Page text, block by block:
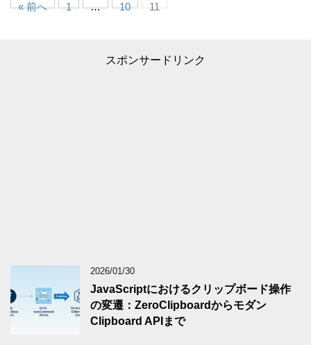
« 前へ 1 … 10 11
スポンサードリンク
2026/01/30
JavaScriptにおけるクリップボード操作
の変遷：ZeroClipboardからモダン
Clipboard APIまで